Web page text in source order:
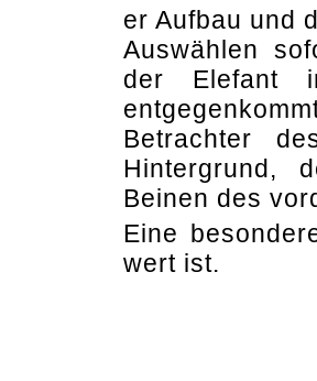
er Aufbau und
Auswählen
der Elefant
Betrachter
Hintergrund,
Beinen des
Eine
wert ist.